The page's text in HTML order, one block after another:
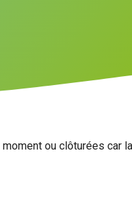
ou clôturées car